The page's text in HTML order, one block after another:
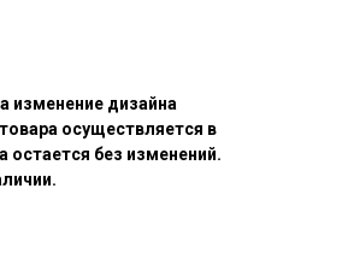
изменение дизайна
осуществляется в
остается без изменений.